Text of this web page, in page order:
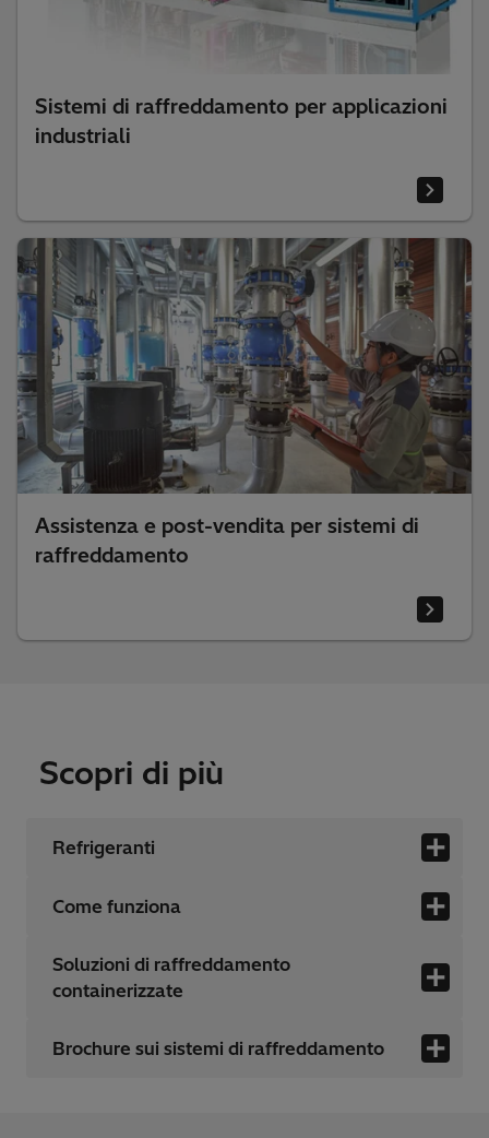
Sistemi di raffreddamento per applicazioni
industriali
Assistenza e post-vendita per sistemi di
raffreddamento
Scopri di più
Refrigeranti
Come funziona
Soluzioni di raffreddamento
containerizzate
Brochure sui sistemi di raffreddamento